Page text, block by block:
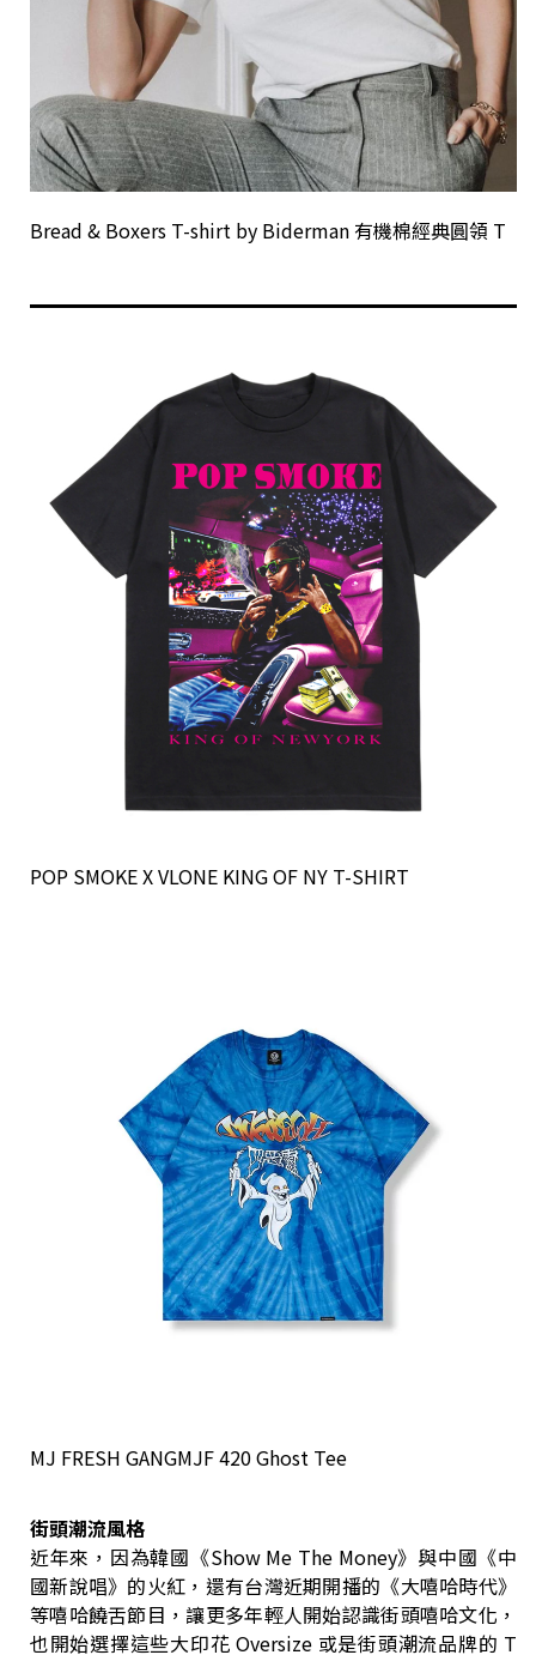
Bread & Boxers T-shirt by Biderman 有機棉經典圓領 T
POP SMOKE X VLONE KING OF NY T-SHIRT
MJ FRESH GANGMJF 420 Ghost Tee
街頭潮流風格
近年來，因為韓國《Show Me The Money》與中國《中
國新說唱》的火紅，還有台灣近期開播的《大嘻哈時代》
等嘻哈饒舌節目，讓更多年輕人開始認識街頭嘻哈文化，
也開始選擇這些大印花 Oversize 或是街頭潮流品牌的 T